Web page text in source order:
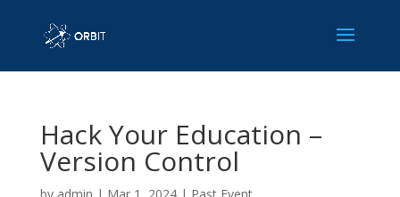
Hack Your Education –
Version Control